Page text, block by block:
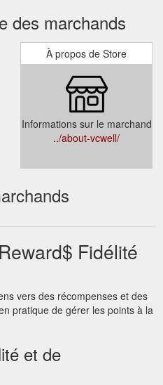
des marchands
À propos de Store
Informations sur le marchand
../about-vcwell/
Fidélité
vers des récompenses et des
pratique de gérer les points à la
et de